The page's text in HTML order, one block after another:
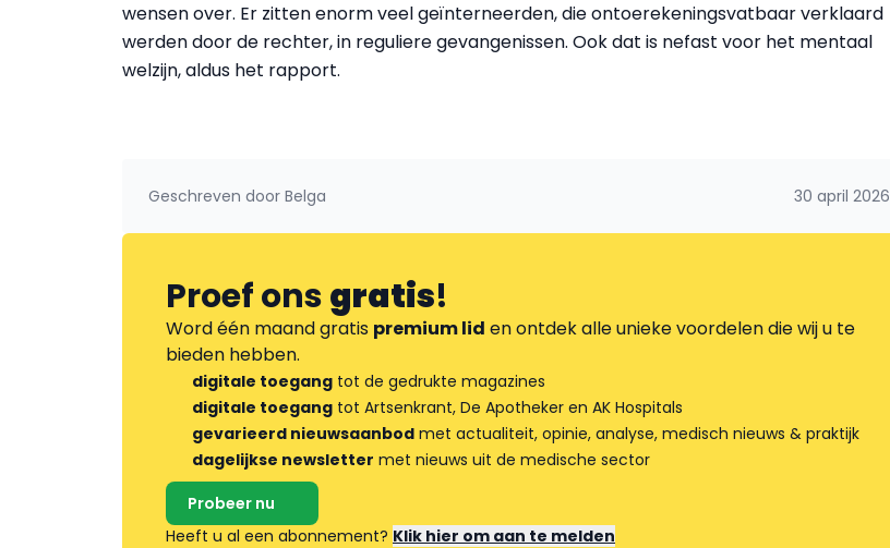
wensen over. Er zitten enorm veel geïnterneerden, die ontoerekeningsvatbaar verklaard
werden door de rechter, in reguliere gevangenissen. Ook dat is nefast voor het mentaal
welzijn, aldus het rapport.
Geschreven door Belga 30 april 2026
Proef onsgratis!
Word één maand gratis premium lid en ontdek alle unieke voordelen die wij u te
bieden hebben.
digitale toegang tot de gedrukte magazines
digitale toegang tot Artsenkrant, De Apotheker en AK Hospitals
gevarieerd nieuwsaanbod met actualiteit, opinie, analyse, medisch nieuws & praktijk
dagelijkse newsletter met nieuws uit de medische sector
Probeer nu
Heeft u al een abonnement? Klik hier om aan te melden